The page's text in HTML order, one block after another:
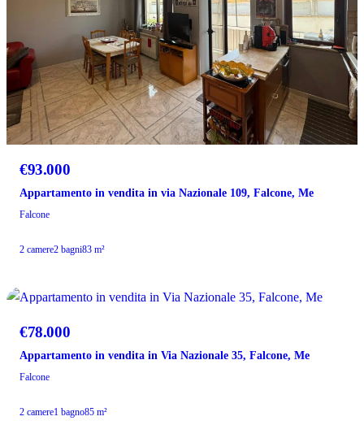
€93.000
Appartamento in vendita in via Nazionale 109, Falcone, Me
Falcone
2 camere2 bagni83 m²
VENDITA
€78.000
Appartamento in vendita in Via Nazionale 35, Falcone, Me
Falcone
2 camere1 bagno85 m²